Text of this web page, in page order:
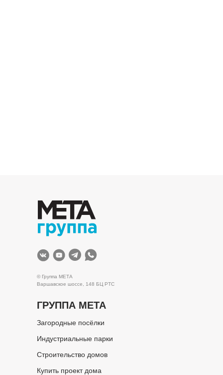
© Группа МЕТА
Варшавское шоссе, 148 БЦ РТС
ГРУППА МЕТА
Загородные посёлки
Индустриальные парки
Строительство домов
Купить проект дома